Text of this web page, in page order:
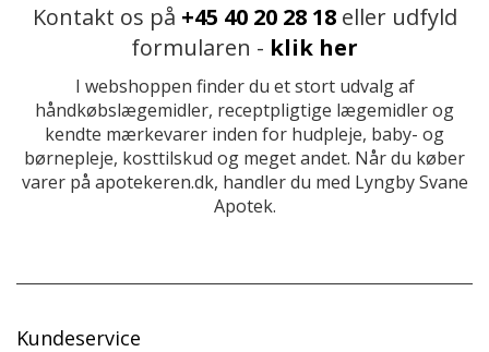
Kontakt os på +45 40 20 28 18eller udfyld
formularen - klik her
I webshoppen finder du et stort udvalg af
håndkøbslægemidler, receptpligtige lægemidler og
kendte mærkevarer inden for hudpleje, baby- og
børnepleje, kosttilskud og meget andet. Når du køber
varer på apotekeren.dk, handler du med Lyngby Svane
Apotek.
Kundeservice